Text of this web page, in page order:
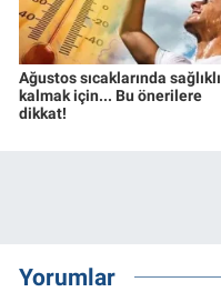
Ağustos sıcaklarında sağlıklı
kalmak için... Bu önerilere
dikkat!
Yorumlar